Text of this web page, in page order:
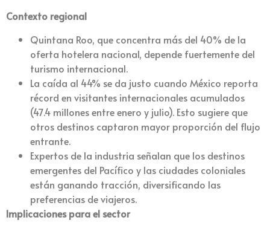
Contexto regional
Quintana Roo, que concentra más del 40% de la
oferta hotelera nacional, depende fuertemente del
turismo internacional.
La caída al 44% se da justo cuando México reporta
récord en visitantes internacionales acumulados
(47.4 millones entre enero y julio). Esto sugiere que
otros destinos captaron mayor proporción del flujo
entrante.
Expertos de la industria señalan que los destinos
emergentes del Pacífico y las ciudades coloniales
están ganando tracción, diversificando las
preferencias de viajeros.
Implicaciones para el sector